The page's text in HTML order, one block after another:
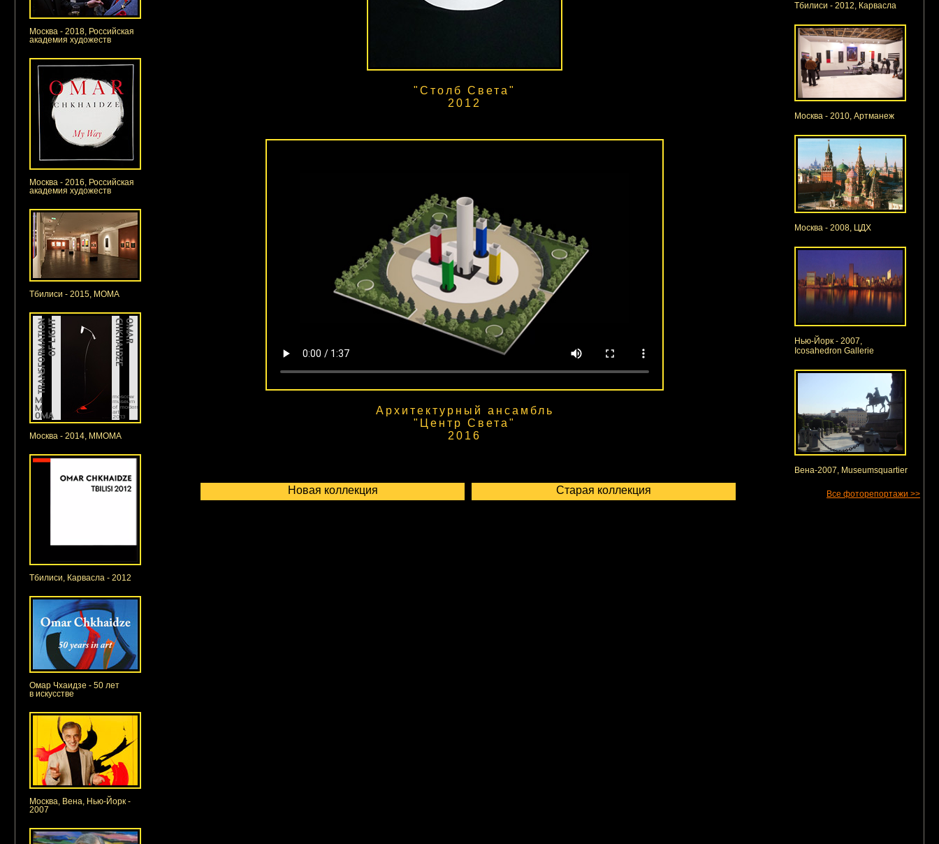
Москва - 2018, Российская
академия художеств
Москва - 2016, Российская
академия художеств
Тбилиси - 2015, МОМА
Москва - 2014, ММОМА
Тбилиси, Карвасла - 2012
Омар Чхаидзе - 50 лет
в искусстве
Москва, Вена, Нью-Йорк -
2007
"Столб Света"
2012
Архитектурный ансамбль
"Центр Света"
2016
Новая коллекция Старая коллекция
Тбилиси - 2012, Карвасла
Москва - 2010, Артманеж
Москва - 2008, ЦДХ
Нью-Йорк - 2007,
Icosahedron Gallerie
Вена-2007, Museumsquartier
Все фоторепортажи >>